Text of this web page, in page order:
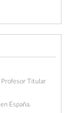
Profesor Titular
España.